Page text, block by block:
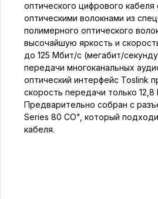
оптического цифрового
оптическими волокнами из
полимерного оптического
высочайшую яркость и
до 125 Мбит/с (мегабит/
передачи многоканальных
оптический интерфейс Toslink
скорость передачи только 12,8
Предварительно собран с
Series 80 CO", который
кабеля.